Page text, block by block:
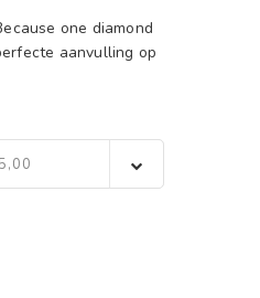
one diamond
aanvulling op